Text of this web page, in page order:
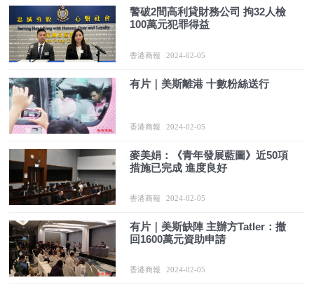
警破2間高利貸財務公司 拘32人檢
100萬元犯罪得益
香港商報 2024-02-05
有片｜美斯離港 十數粉絲送行
香港商報 2024-02-05
麥美娟：《青年發展藍圖》近50項
措施已完成 進度良好
香港商報 2024-02-05
有片｜美斯缺陣 主辦方Tatler：撤
回1600萬元資助申請
香港商報 2024-02-05